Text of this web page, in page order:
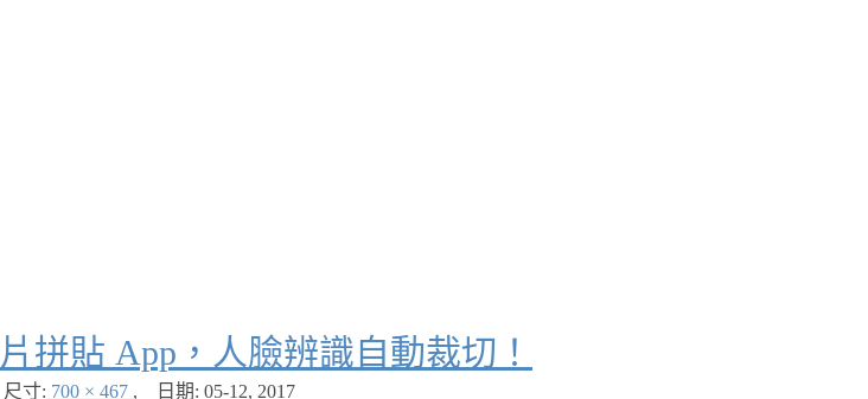
拼貼 App，人臉辨識自動裁切！
尺寸: 700 × 467 , 日期: 05-12, 2017